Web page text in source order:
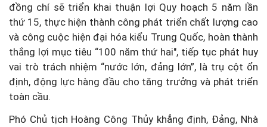
đồng chí sẽ triển khai thuận lợi Quy hoạch 5 năm lần
thứ 15, thực hiện thành công phát triển chất lượng cao
và công cuộc hiện đại hóa kiểu Trung Quốc, hoàn thành
thắng lợi mục tiêu “100 năm thứ hai", tiếp tục phát huy
vai trò trách nhiệm “nước lớn, đảng lớn”, là trụ cột ổn
định, động lực hàng đầu cho tăng trưởng và phát triển
toàn cầu.
Phó Chủ tịch Hoàng Công Thủy khẳng định, Đảng, Nhà